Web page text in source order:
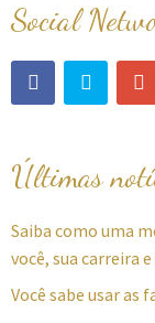
Social
Últimas
Saiba como uma
você, sua carreira
Você sabe usar as